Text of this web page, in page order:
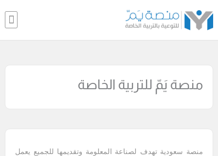
إلى
المحتوى
منصة يَمّ للتربية الخاصة
منصة سعودية تهدف لصناعة المعلومة وتقديمها للجميع يعمل